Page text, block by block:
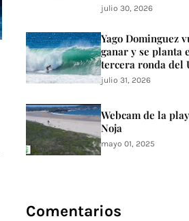
julio 30, 2026
Yago Dominguez
ganar y se planta
tercera ronda del
julio 31, 2026
Webcam de la
Noja
mayo 01, 2025
Comentarios